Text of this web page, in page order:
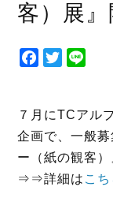
客）展
F
e
b
o
o
T
t
e
r
e
７月にTCアル
企画で、一般
ー（紙の観客
⇒⇒詳細は こち